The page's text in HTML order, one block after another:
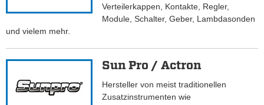
Verteilerkappen, Kontakte, Regler,
Module, Schalter, Geber, Lambdasonden
und vielem mehr.
Sun Pro / Actron
Hersteller von meist traditionellen
Zusatzinstrumenten wie